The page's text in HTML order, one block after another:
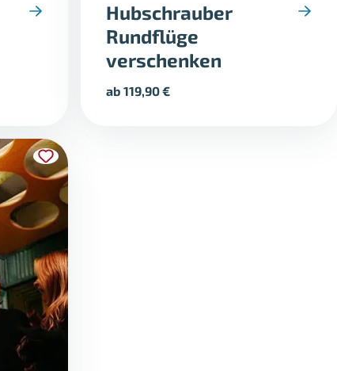
Hubschrauber
Rundflüge
verschenken
ab 119,90€